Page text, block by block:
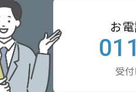
お
受